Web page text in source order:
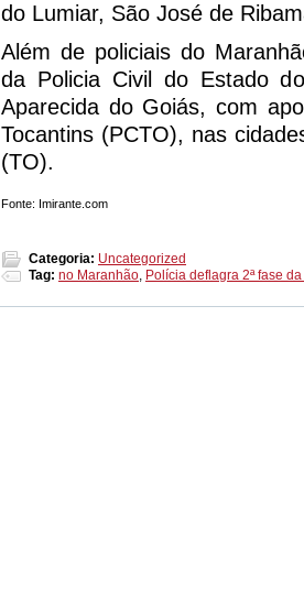
do Lumiar, São José de
Além de policiais do
da Policia Civil do Estado
Aparecida do Goiás, com
Tocantins (PCTO), nas
(TO).
Fonte: Imirante.com
Categoria: Uncategorized
Tag: no Maranhão, Polícia deflagra 2ª fase